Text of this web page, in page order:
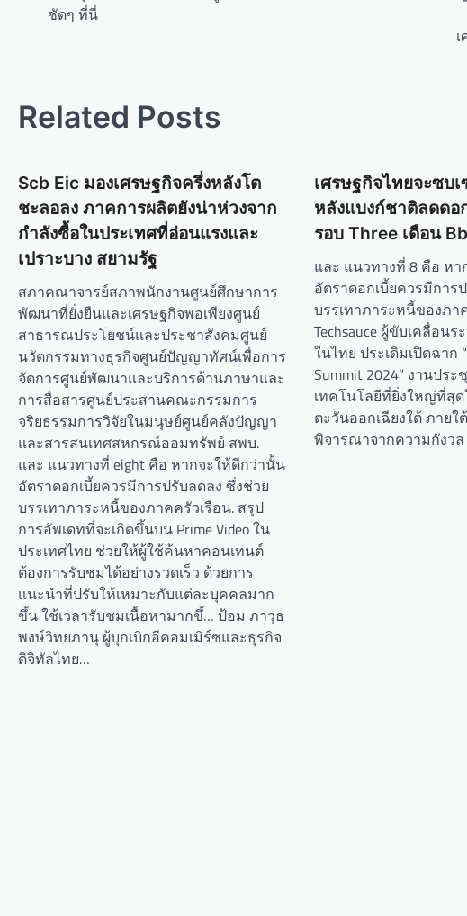
ชัดๆ ที่นี่
Related Posts
Scb Eic มองเศรษฐกิจครึ่งหลังโต
ชะลอลง ภาคการผลิตยังน่าห่วงจาก
กำลังซื้อในประเทศที่อ่อนแรงและ
เปราะบาง สยามรัฐ
สภาคณาจารย์สภาพนักงานศูนย์ศึกษาการ
พัฒนาที่ยั่งยืนและเศรษฐกิจพอเพียงศูนย์
สาธารณประโยชน์และประชาสังคมศูนย์
นวัตกรรมทางธุรกิจศูนย์ปัญญาทัศน์เพื่อการ
จัดการศูนย์พัฒนาและบริการด้านภาษาและ
การสื่อสารศูนย์ประสานคณะกรรมการ
จริยธรรมการวิจัยในมนุษย์ศูนย์คลังปัญญา
และสารสนเทศสหกรณ์ออมทรัพย์ สพบ.
และ แนวทางที่ eight คือ หากจะให้ดีกว่านั้น
อัตราดอกเบี้ยควรมีการปรับลดลง ซึ่งช่วย
บรรเทาภาระหนี้ของภาคครัวเรือน. สรุป
การอัพเดทที่จะเกิดขึ้นบน Prime Video ใน
ประเทศไทย ช่วยให้ผู้ใช้ค้นหาคอนเทนต์
ต้องการรับชมได้อย่างรวดเร็ว ด้วยการ
แนะนำที่ปรับให้เหมาะกับแต่ละบุคคลมาก
ขึ้น ใช้เวลารับชมเนื้อหามากขึ้… ป้อม ภาวุธ
พงษ์วิทยภานุ ผู้บุกเบิกอีคอมเมิร์ซและธุรกิจ
ดิจิทัลไทย…
เศรษฐกิจไทยจะซบ
หลังแบงก์ชาติลดดอ
รอบ Three เดือน
และ แนวทางที่ 8 คือ ห
อัตราดอกเบี้ยควรมีการ
บรรเทาภาระหนี้ของภา
Techsauce ผู้ขับเคลื่อน
ในไทย ประเดิมเปิดฉาก
Summit 2024” งานปร
เทคโนโลยีที่ยิ่งใหญ่ที่สุ
ตะวันออกเฉียงใต้ ภาย
พิจารณาจากความกังว